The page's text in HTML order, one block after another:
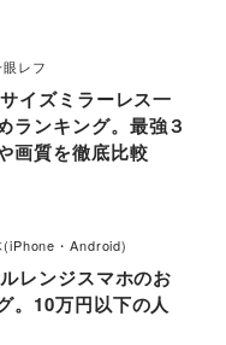
レフ
イズミラーレス一
ランキング。最強３
画質を徹底比較
(iPhone・Android)
レンジスマホのお
。10万円以下の人